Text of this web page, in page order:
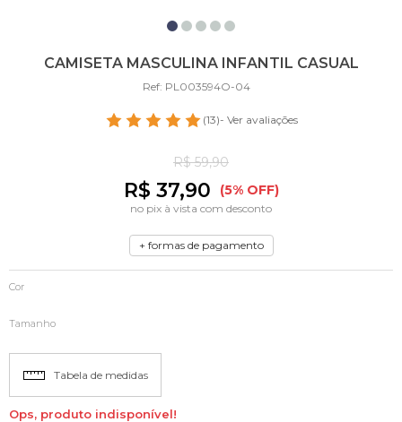
CAMISETA MASCULINA INFANTIL CASUAL
Ref: PL003594O-04
(13)- Ver avaliações
R$ 59,90
R$ 37,90 (5% OFF)
no pix à vista com desconto
+ formas de pagamento
Cor
Tamanho
Tabela de medidas
Ops, produto indisponível!